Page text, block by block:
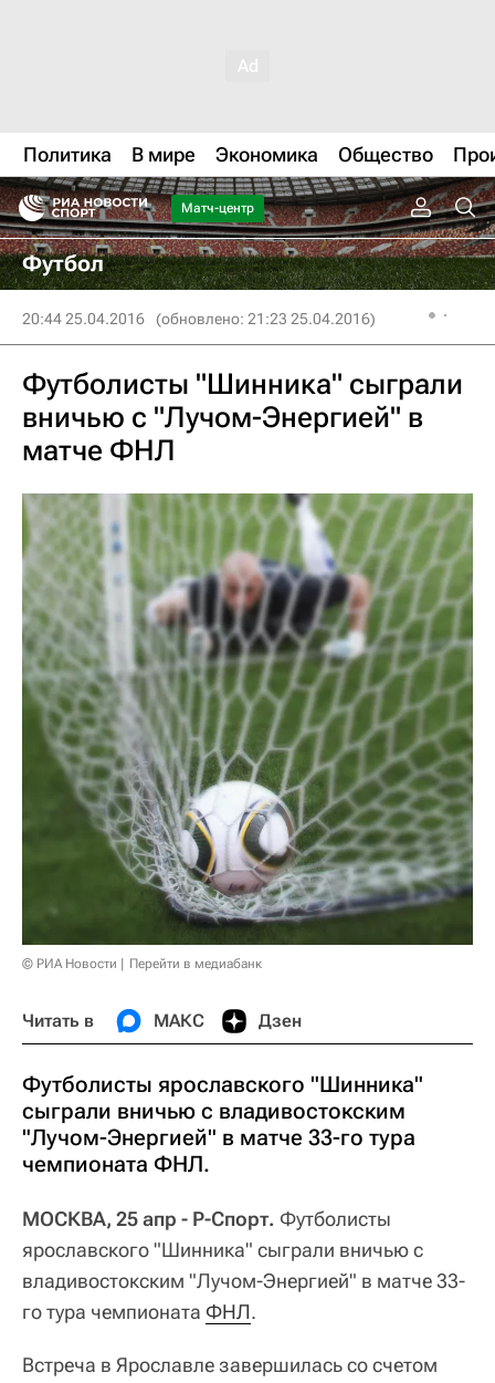
Политика В мире Экономика Общество
Матч-центр
Футбол
20:44 25.04.2016 (обновлено: 21:23 25.04.2016)
Футболисты "Шинника" сыграли
вничью с "Лучом-Энергией" в
матче ФНЛ
© РИА Новости Перейти в медиабанк
Читать в МАКС Дзен
Футболисты ярославского "Шинника"
сыграли вничью с владивостокским
"Лучом-Энергией" в матче 33-го тура
чемпионата ФНЛ.
МОСКВА, 25 апр - Р-Спорт. Футболисты
ярославского "Шинника" сыграли вничью с
владивостокским "Лучом-Энергией" в матче 33-
го тура чемпионата ФНЛ.
Встреча в Ярославле завершилась со счетом